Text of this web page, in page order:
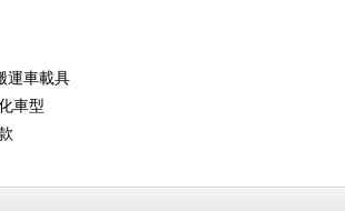
運車載具
車型